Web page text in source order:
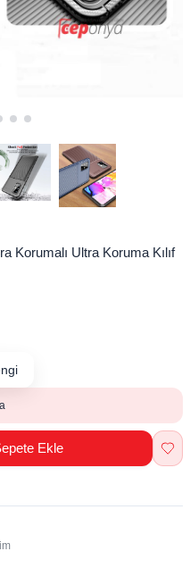
Korumalı Ultra Koruma Kılıf
Ekle